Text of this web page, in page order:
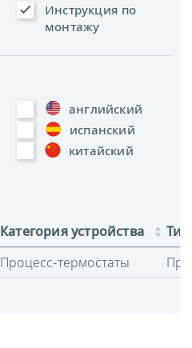
Инструкция по
монтажу
английский
испанский
китайский
Категория устройства
Процесс-термостаты